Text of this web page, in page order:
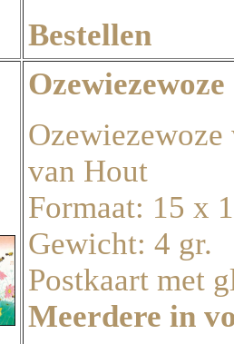
Bestellen
Ozewiezewoze
van Hout
Formaat: 15 x
Gewicht: 4 gr.
Postkaart met
Meerdere in